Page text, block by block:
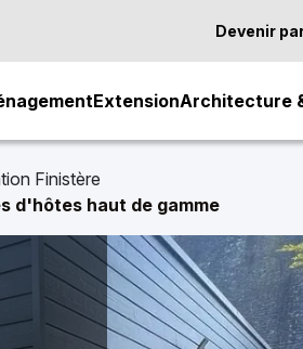
Devenir
ExtensionArchitecture
Finistère
d'hôtes haut de gamme